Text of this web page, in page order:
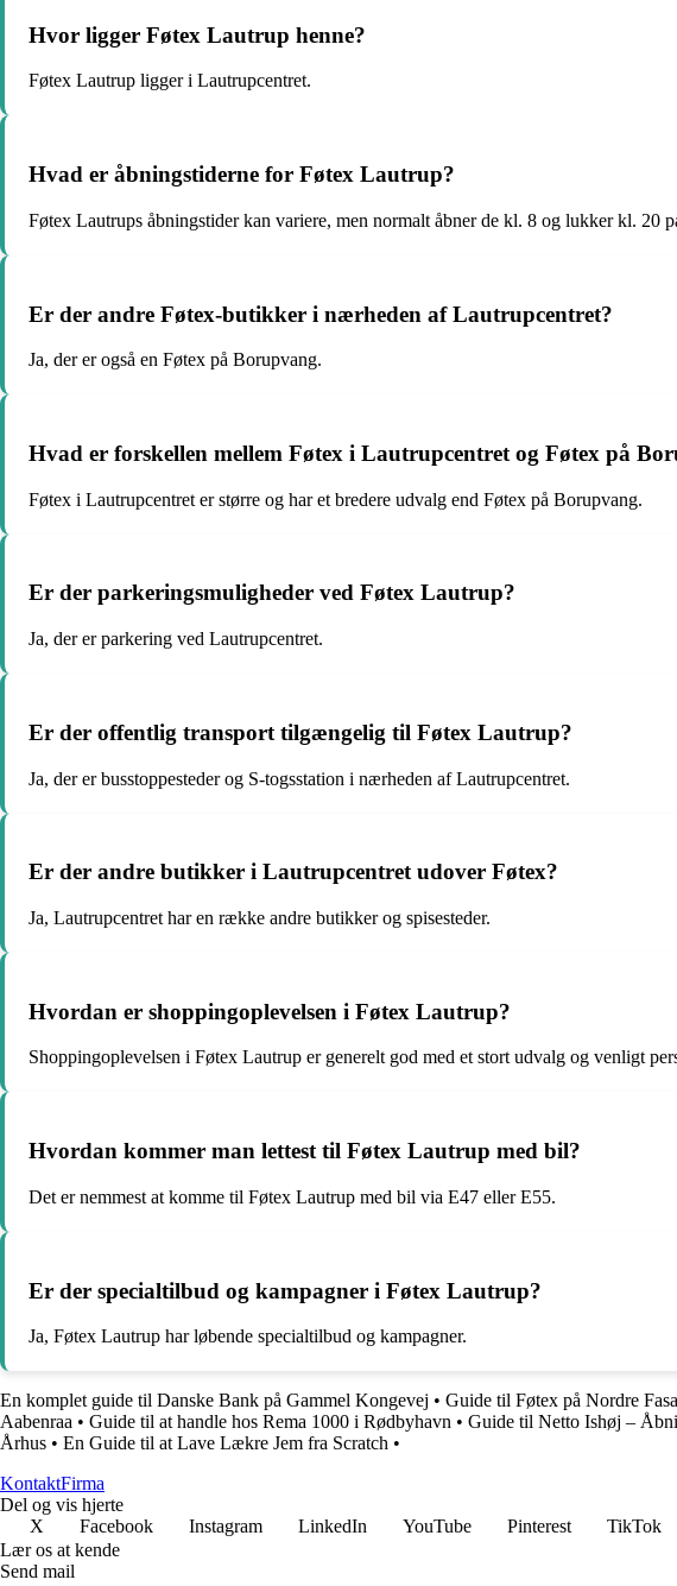
Hvor ligger Føtex Lautrup henne?
Føtex Lautrup ligger i Lautrupcentret.
Hvad er åbningstiderne for Føtex Lautrup?
Føtex Lautrups åbningstider kan variere, men normalt åbner de kl. 8 og lukker kl. 20
Er der andre Føtex-butikker i nærheden af Lautrupcentret?
Ja, der er også en Føtex på Borupvang.
Hvad er forskellen mellem Føtex i Lautrupcentret og Føtex på
Føtex i Lautrupcentret er større og har et bredere udvalg end Føtex på Borupvang.
Er der parkeringsmuligheder ved Føtex Lautrup?
Ja, der er parkering ved Lautrupcentret.
Er der offentlig transport tilgængelig til Føtex Lautrup?
Ja, der er busstoppesteder og S-togsstation i nærheden af Lautrupcentret.
Er der andre butikker i Lautrupcentret udover Føtex?
Ja, Lautrupcentret har en række andre butikker og spisesteder.
Hvordan er shoppingoplevelsen i Føtex Lautrup?
Shoppingoplevelsen i Føtex Lautrup er generelt god med et stort udvalg og venligt
Hvordan kommer man lettest til Føtex Lautrup med bil?
Det er nemmest at komme til Føtex Lautrup med bil via E47 eller E55.
Er der specialtilbud og kampagner i Føtex Lautrup?
Ja, Føtex Lautrup har løbende specialtilbud og kampagner.
En komplet guide til Danske Bank på Gammel Kongevej • Guide til Føtex på Nordre
Aabenraa • Guide til at handle hos Rema 1000 i Rødbyhavn • Guide til Netto Ishøj –
Århus • En Guide til at Lave Lækre Jem fra Scratch •
KontaktFirma
Del og vis hjerte
X
Facebook Instagram LinkedIn YouTube Pinterest TikTok
Lær os at kende
Send mail